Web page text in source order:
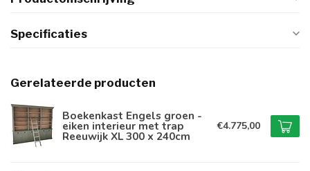
Specificaties
Gerelateerde producten
Boekenkast Engels groen -
eiken interieur met trap
Reeuwijk XL 300 x 240cm
€4.775,00